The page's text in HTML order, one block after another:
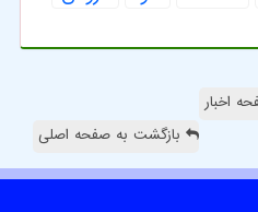
اخبار
بازگشت به صفحه اصلی